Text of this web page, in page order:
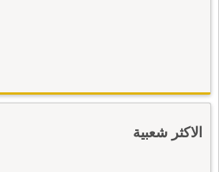
الاكثر شعبية